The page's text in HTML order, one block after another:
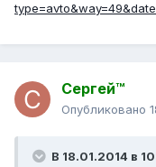
Сергей™
Опубликовано
В 18.01.2014 в